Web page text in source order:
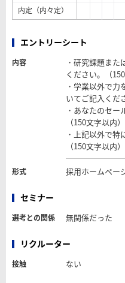
内定（内々定）
エントリーシート
内容
・研究課題また
ください。（150
・学業以外で
いてご記入くだ
・あなたのセー
（150文字以内）
・上記以外で特
（150文字以内）
形式 採用ホームペー
セミナー
選考との関係 無関係だった
リクルーター
接触 ない